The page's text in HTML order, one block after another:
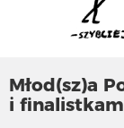
Młod(sz)a
i